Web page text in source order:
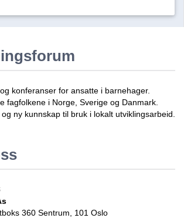
konferanser for ansatte i barnehager.
fagfolkene i Norge, Sverige og Danmark.
ny kunnskap til bruk i lokalt utviklingsarbeid.
360 Sentrum, 101 Oslo